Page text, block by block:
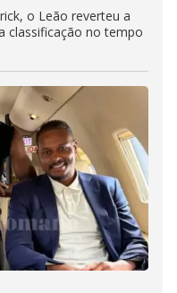
o Leão reverteu a
classificação no tempo